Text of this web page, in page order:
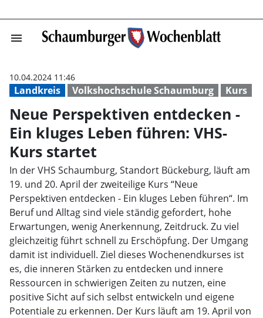
menu Neue
Landkreis Volkshochschule Schaumburg Kurs
10.04.2024 11:46
Neue Perspektiven entdecken -
Ein kluges Leben führen: VHS-
Kurs startet
In der VHS Schaumburg, Standort Bückeburg, läuft am
19. und 20. April der zweiteilige Kurs “Neue
Perspektiven entdecken - Ein kluges Leben führen“. Im
Beruf und Alltag sind viele ständig gefordert, hohe
Erwartungen, wenig Anerkennung, Zeitdruck. Zu viel
gleichzeitig führt schnell zu Erschöpfung. Der Umgang
damit ist individuell. Ziel dieses Wochenendkurses ist
es, die inneren Stärken zu entdecken und innere
Ressourcen in schwierigen Zeiten zu nutzen, eine
positive Sicht auf sich selbst entwickeln und eigene
Potentiale zu erkennen. Der Kurs läuft am 19. April von